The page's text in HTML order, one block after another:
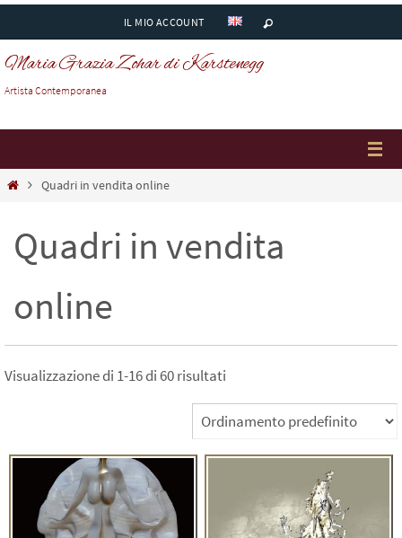
al
contenuto
IL MIO ACCOUNT
Maria Grazia Zohar di Karstenegg
Artista Contemporanea
HomeQuadri in vendita online
Quadri in vendita
online
Visualizzazione di 1-16 di 60 risultati